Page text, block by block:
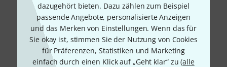
dazugehört bieten. Dazu zählen zum Beispiel
passende Angebote, personalisierte Anzeigen
und das Merken von Einstellungen. Wenn das für
Sie okay ist, stimmen Sie der Nutzung von Cookies
für Präferenzen, Statistiken und Marketing
einfach durch einen Klick auf „Geht klar“ zu (alle